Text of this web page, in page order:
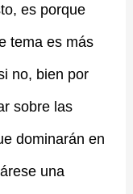
es porque
tema es más
no, bien por
sobre las
dominarán en
una